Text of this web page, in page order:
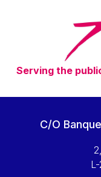
Vaclav
Vassilios
Vítor
Viviane
Walter
Serving the
C/O